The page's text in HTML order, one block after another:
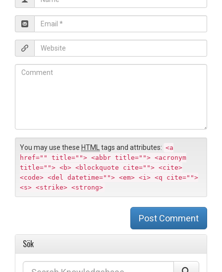
a
*
m
l
e
b
t
You may use these HTML tags and attributes: <a
href="" title=""> <abbr title=""> <acronym
title=""> <b> <blockquote cite=""> <cite>
<code> <del datetime=""> <em> <i> <q cite="">
<s> <strike> <strong>
Post Comment
Sök